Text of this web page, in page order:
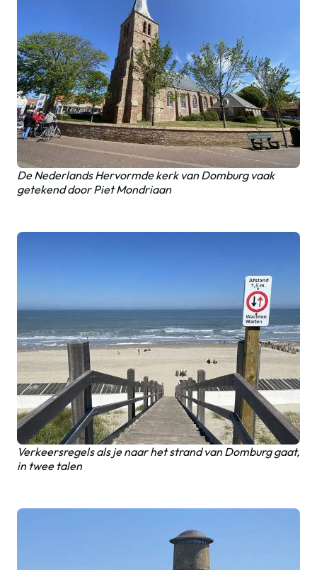
De Nederlands Hervormde kerk van Domburg vaak
getekend door Piet Mondriaan
Verkeersregels als je naar het strand van Domburg gaat,
in twee talen